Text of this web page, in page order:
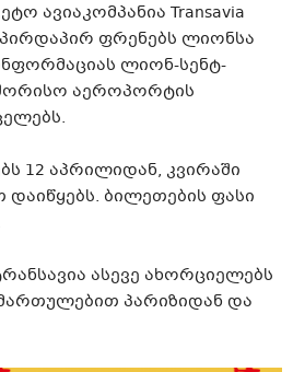
ავიაკომპანია Transavia
პირდაპირ ფრენებს ლიონსა
ლიონ-სენტ-
აეროპორტის
12 აპრილიდან, კვირაში
ბილეთების ფასი
ასევე ახორციელებს
პარიზიდან და